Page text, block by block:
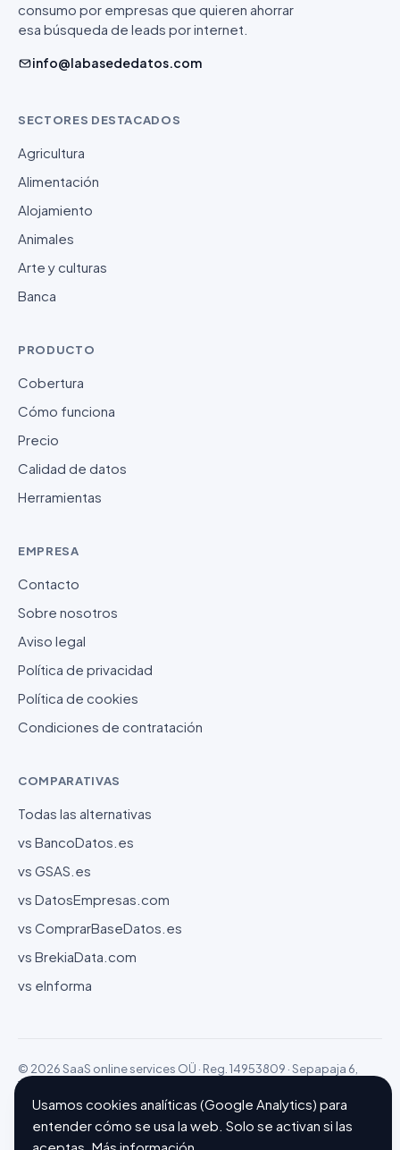
consumo por empresas que quieren ahorrar
esa búsqueda de leads por internet.
info@labasededatos.com
SECTORES DESTACADOS
Agricultura
Alimentación
Alojamiento
Animales
Arte y culturas
Banca
PRODUCTO
Cobertura
Cómo funciona
Precio
Calidad de datos
Herramientas
EMPRESA
Contacto
Sobre nosotros
Aviso legal
Política de privacidad
Política de cookies
Condiciones de contratación
COMPARATIVAS
Todas las alternativas
vs BancoDatos.es
vs GSAS.es
vs DatosEmpresas.com
vs ComprarBaseDatos.es
vs BrekiaData.com
vs eInforma
© 2026 SaaS online services OÜ · Reg. 14953809 · Sepapaja 6,
15551 Tallinn (Estonia)
Configurar cookiesHecho con ❤ en Barcelona
Usamos cookies analíticas (Google Analytics) para
entender cómo se usa la web. Solo se activan si las